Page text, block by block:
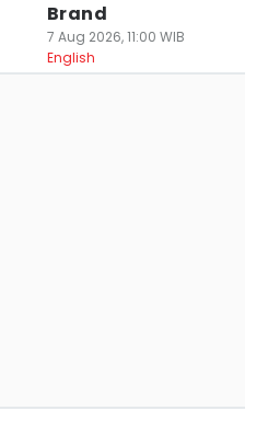
Brand
7 Aug 2026, 11:00 WIB
English